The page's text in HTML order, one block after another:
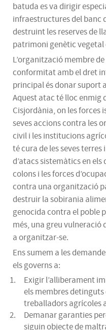
batuda es va dirigir
infraestructures del banc
destruint les reserves de
patrimoni genètic vegetal
L’organització membre
conformitat amb el dret
principal és donar suport
Aquest atac té lloc enmig
Cisjordània, on les forces
seves accions contra les
civil i les institucions
té cura de les seves
d’atacs sistemàtics en
colons i les forces
contra una organització
destruir la sobirania
genocida contra el poble
més, una greu vulneració
a organitzar-se.
Ens sumem a les
els governs a:
Exigir l’alliberament
els membres detinguts
treballadors agrícoles
Demanar garanties
siguin objecte de